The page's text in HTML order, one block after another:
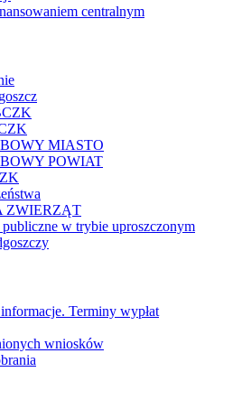
centralnym
MIASTO
POWIAT
ZWIERZĄT
publiczne w trybie uproszczonym
Terminy wypłat
wniosków